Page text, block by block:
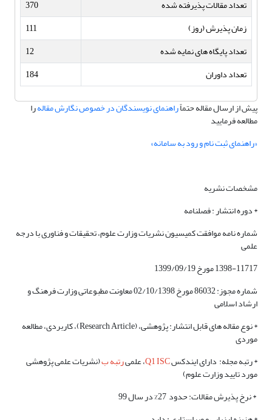
تعداد مقالات پذیرفته شده
370
زمان پذیرش (روز)
111
تعداد پایگاه های نمایه شده
12
تعداد داوران
184
پیش از ارسال مقاله حتماًراهنمای نویسندگان در خصوص نگارش مقالهرا
مطالعه فرمایید
«راهنمای ثبت نام و رود به سامانه»
مشخصات نشریه
* دوره انتشار : فصلنامه
شماره نامه موافقت کمیسیون نشریات وزارت علوم، تحقیقات و فناوری با درجه
علمی
1398-11717 مورخ 1399/09/19
شماره مجوز: 86032 مورخ 02/10/1398 معاونت مطبوعاتی وزارت فرهنگ و
ارشاد اسلامی
* نوع مقاله های قابل انتشار: پژوهشی، (Research Article)، کاربردی، مطالعه
موردی
* رتبه مجله: دارای ایندکس
، علمیرتبه ب(نشریات علمی پژوهشی
مورد تایید وزارت علوم)
* نرخ پذیرش مقالات: حدود 27% در سال 99